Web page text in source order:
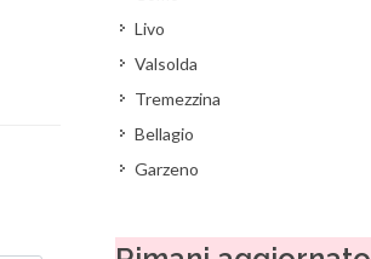
Livo
Valsolda
Tremezzina
Bellagio
Garzeno